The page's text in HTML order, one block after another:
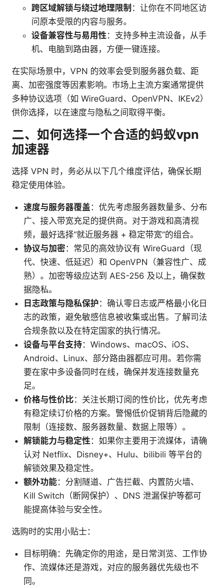
跨区域解锁与绕过地理限制 ：让你在不同地区访
问原本受限的内容与服务。
设备兼容性与易用性：支持多种主流设备，从手
机、电脑到路由器，方便一键连接。
在实际场景中，VPN 的效率会受到服务器负载、距
离、加密强度等因素影响。市场上主流方案通常提供
多种协议选项（如 WireGuard、OpenVPN、IKEv2）
供你选择，以在速度与隐私之间取得平衡。
二、如何选择一个合适的蚂蚁vpn
加速器
选择 VPN 时，务必从以下几个维度评估，确保长期
稳定使用体验。
速度与服务器覆盖 ：优先考虑服务器数量多、分布
广、接入带宽充足的提供商。对于游戏和高清视
频，最好选择“就近服务器 + 稳定带宽”的组合。
协议与加密：常见的高效协议有 WireGuard（现
代、快速、低延迟）和 OpenVPN（兼容性广、成
熟）。加密等级应达到 AES-256 及以上，确保数
据隐私。
日志政策与隐私保护 ：确认零日志或严格最小化日
志的政策，避免敏感信息被收集或出售。了解司法
合规条款以及在特定国家的执行情况。
设备与平台支持：Windows、macOS、iOS、
Android、Linux、部分路由器都应可用。若你需
要在家中多设备同时在线，确保并发连接数量充
足。
价格与性价比：关注长期订阅的性价比，优先考虑
有稳定续订价格的方案。警惕低价促销背后隐藏的
限制（连接数、服务器数量、数据上限等）。
解锁能力与稳定性：如果你主要用于流媒体，请确
认对 Netflix、Disney+、Hulu、bilibili 等平台的
解锁效果及稳定性。
额外功能：分割隧道、广告拦截、内置防火墙、
Kill Switch（断网保护）、DNS 泄漏保护等都可
能提高体验与安全性。
选购时的实用小贴士：
目标明确：先确定你的用途，是日常浏览、工作协
作、流媒体还是游戏，对应的服务器优先级也不
同。